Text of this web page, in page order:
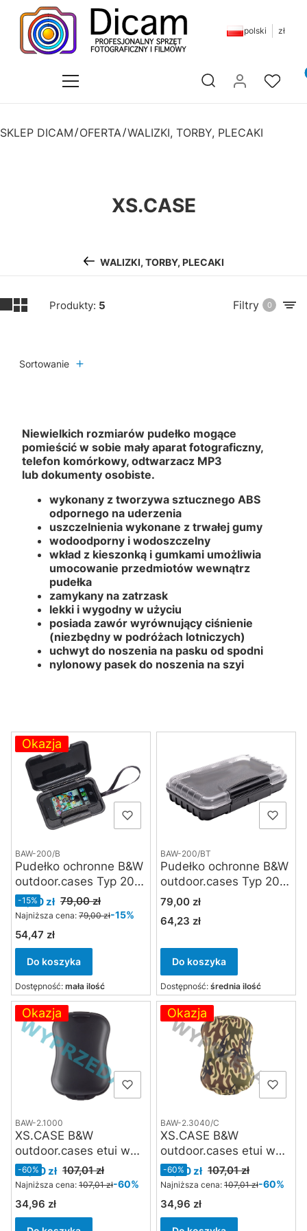
polski zł
Otwórz wyszukiwarkę
SKLEP DICAM OFERTA WALIZKI, TORBY, PLECAKI
XS.CASE
WALIZKI, TORBY, PLECAKI
Produkty: 5 Filtry 0
Sortowanie
Niewielkich rozmiarów pudełko mogące
pomieścić w sobie mały aparat fotograficzny,
telefon komórkowy, odtwarzacz MP3
lub dokumenty osobiste.
wykonany z tworzywa sztucznego ABS
odpornego na uderzenia
uszczelnienia wykonane z trwałej gumy
wodoodporny i wodoszczelny
wkład z kieszonką i gumkami umożliwia
umocowanie przedmiotów wewnątrz
pudełka
zamykany na zatrzask
lekki i wygodny w użyciu
posiada zawór wyrównujący ciśnienie
(niezbędny w podróżach lotniczych)
uchwyt do noszenia na pasku od spodni
nylonowy pasek do noszenia na szyi
Lista produktów
Okazja
BAW-200/B
Pudełko ochronne B&W
outdoor.cases Typ 200
kolor czarny
Cena promocyjna
67,00 zł 79,00 zł
-15%
Najniższa cena: 79,00 zł-15%
Cena
54,47 zł
Do koszyka
Dostępność: mała ilość
BAW-200/BT
Pudełko ochronne B&W
outdoor.cases Typ 200
kolor
czarny/transparent
Cena
79,00 zł
Cena
64,23 zł
Do koszyka
Dostępność: średnia ilość
Okazja
BAW-2.1000
XS.CASE B&W
outdoor.cases etui w
kolorze czarnym
Cena promocyjna
43,00 zł 107,01 zł
-60%
Najniższa cena: 107,01 zł-60%
Cena
34,96 zł
Okazja
BAW-2.3040/C
XS.CASE B&W
outdoor.cases etui w
barwach maskujących
Cena promocyjna
43,00 zł 107,01 zł
-60%
Najniższa cena: 107,01 zł-60%
Cena
34,96 zł